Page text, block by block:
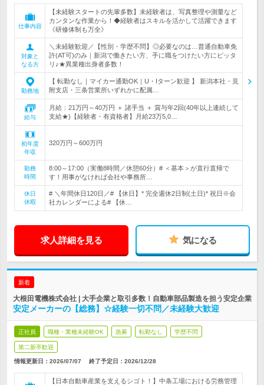
仕事内容
【未経験スタートの先輩多数】未経験者は、写真整理や測量など
カンタンな作業から！◆経験者はスキルを活かして活躍できます
《研修体制も万全》
対象と
なる方
＼未経験歓迎／【性別・学歴不問】◎必要なのは…普通自動車免
許(AT可)のみ｜新潟で働きたい方、手に職をつけたい方にピッタ
リ♪★異業種出身者多数！
勤務地
【 転勤なし｜マイカー通勤OK｜U・Iターン歓迎 】 新潟本社・見
附支店・三条営業所いずれかに配属…
給与
月給：21万円～40万円 ＋ 諸手当 ＋ 賞与年2回(40年以上連続して
支給★)【経験者・有資格者】月給23万5,0…
初年度
年収
320万円～600万円
勤務
時間
8:00～17:00（実働8時間／休憩60分）# ＜基本＞が直行直帰で
す！用事がなければ会社や事務所…
休日
休暇
# ＼年間休日120日／# 【休日】* 完全週休2日制(土日)* 祝日※会
社カレンダーによる# 【休…
求人詳細を見る 気になる
新着
大根田電機株式会社 | 大手企業と取引多数！自動車部品製造を担う安定企業
安定メーカーの【総務】☆経験一切不問／未経験大歓迎
正社員 職種・業種未経験OK 急募 転勤なし 学歴不問
第二新卒歓迎
情報更新日：2026/07/07 終了予定日： 2026/12/28
【日本自動車産業を支えるシゴト！】中条工場における労務管理